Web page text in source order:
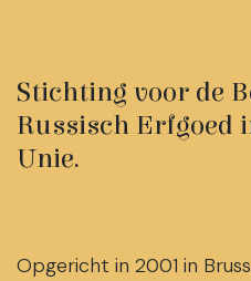
Stichting voor de
Russisch Erfgoed
Unie.
Opgericht in 2001 in